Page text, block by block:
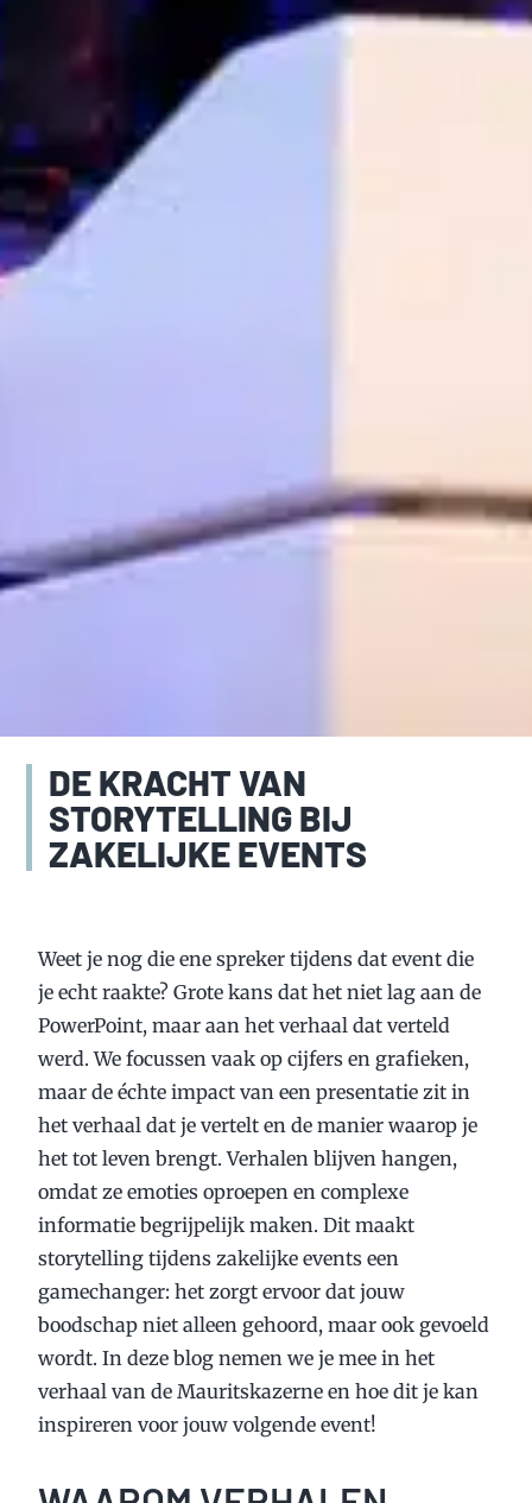
DE KRACHT VAN
STORYTELLING BIJ
ZAKELIJKE EVENTS
Weet je nog die ene spreker tijdens dat event die
je echt raakte? Grote kans dat het niet lag aan de
PowerPoint, maar aan het verhaal dat verteld
werd. We focussen vaak op cijfers en grafieken,
maar de échte impact van een presentatie zit in
het verhaal dat je vertelt en de manier waarop je
het tot leven brengt. Verhalen blijven hangen,
omdat ze emoties oproepen en complexe
informatie begrijpelijk maken. Dit maakt
storytelling tijdens zakelijke events een
gamechanger: het zorgt ervoor dat jouw
boodschap niet alleen gehoord, maar ook gevoeld
wordt. In deze blog nemen we je mee in het
verhaal van de Mauritskazerne en hoe dit je kan
inspireren voor jouw volgende event!